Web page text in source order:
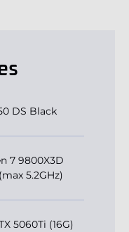
DS Black
7 9800X3D
5.2GHz)
5060Ti (16G)